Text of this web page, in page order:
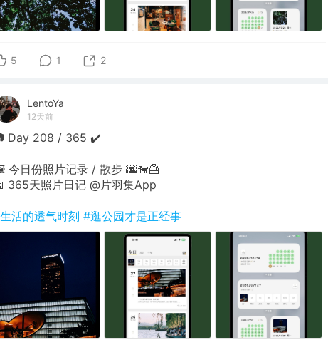
5 1 2
LentoYa
12天前
Day 208 / 365 ✔️
今日份照片记录 / 散步 🌆🐕‍🦺
365天照片日记 @片羽集App
活的透气时刻 #逛公园才是正经事